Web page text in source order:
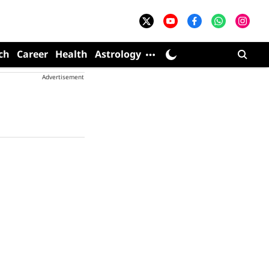
Career Health Astrology
Advertisement